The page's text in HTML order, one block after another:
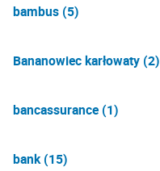
bambus (5)
Bananowiec karłowaty (2)
bancassurance (1)
bank (15)